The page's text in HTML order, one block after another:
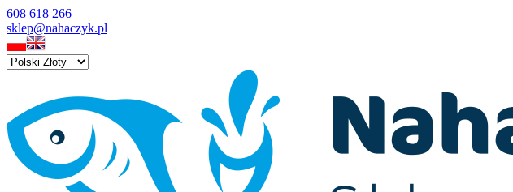
608 618 266
sklep@nahaczyk.pl